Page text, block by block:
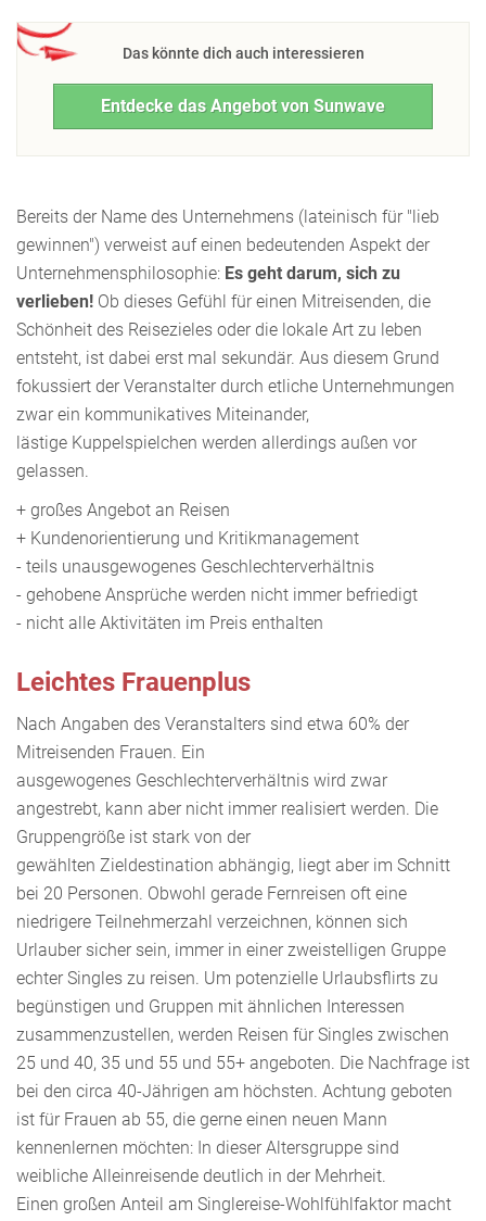
Das könnte dich auch interessieren
Entdecke das Angebot von Sunwave
Bereits der Name des Unternehmens (lateinisch für "lieb
gewinnen") verweist auf einen bedeutenden Aspekt der
Unternehmensphilosophie: Es geht darum, sich zu
verlieben! Ob dieses Gefühl für einen Mitreisenden, die
Schönheit des Reisezieles oder die lokale Art zu leben
entsteht, ist dabei erst mal sekundär. Aus diesem Grund
fokussiert der Veranstalter durch etliche Unternehmungen
zwar ein kommunikatives Miteinander,
lästige Kuppelspielchen werden allerdings außen vor
gelassen.
+ großes Angebot an Reisen
+ Kundenorientierung und Kritikmanagement
- teils unausgewogenes Geschlechterverhältnis
- gehobene Ansprüche werden nicht immer befriedigt
- nicht alle Aktivitäten im Preis enthalten
Leichtes Frauenplus
Nach Angaben des Veranstalters sind etwa 60% der
Mitreisenden Frauen. Ein
ausgewogenes Geschlechterverhältnis wird zwar
angestrebt, kann aber nicht immer realisiert werden. Die
Gruppengröße ist stark von der
gewählten Zieldestination abhängig, liegt aber im Schnitt
bei 20 Personen. Obwohl gerade Fernreisen oft eine
niedrigere Teilnehmerzahl verzeichnen, können sich
Urlauber sicher sein, immer in einer zweistelligen Gruppe
echter Singles zu reisen. Um potenzielle Urlaubsflirts zu
begünstigen und Gruppen mit ähnlichen Interessen
zusammenzustellen, werden Reisen für Singles zwischen
25 und 40, 35 und 55 und 55+ angeboten. Die Nachfrage ist
bei den circa 40-Jährigen am höchsten. Achtung geboten
ist für Frauen ab 55, die gerne einen neuen Mann
kennenlernen möchten: In dieser Altersgruppe sind
weibliche Alleinreisende deutlich in der Mehrheit.
Einen großen Anteil am Singlereise-Wohlfühlfaktor macht